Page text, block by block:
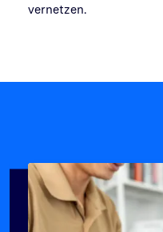
vernetzen.